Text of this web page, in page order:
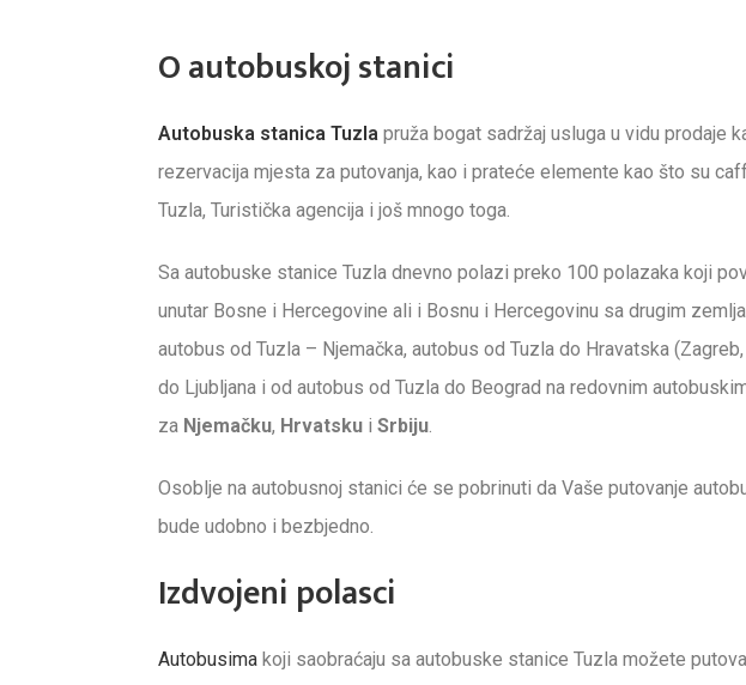
O autobuskoj stanici
Autobuska stanica Tuzla pruža bogat sadržaj usluga u vidu prodaje
rezervacija mjesta za putovanja, kao i prateće elemente kao što su
Tuzla, Turistička agencija i još mnogo toga.
Sa autobuske stanice Tuzla dnevno polazi preko 100 polazaka koji
unutar Bosne i Hercegovine ali i Bosnu i Hercegovinu sa drugim
autobus od Tuzla – Njemačka, autobus od Tuzla do Hravatska
do Ljubljana i od autobus od Tuzla do Beograd na redovnim
za Njemačku, Hrvatsku i Srbiju
Osoblje na autobusnoj stanici će se pobrinuti da Vaše putovanje
bude udobno i bezbjedno.
Izdvojeni polasci
Autobusima koji saobraćaju sa autobuske stanice Tuzla možete